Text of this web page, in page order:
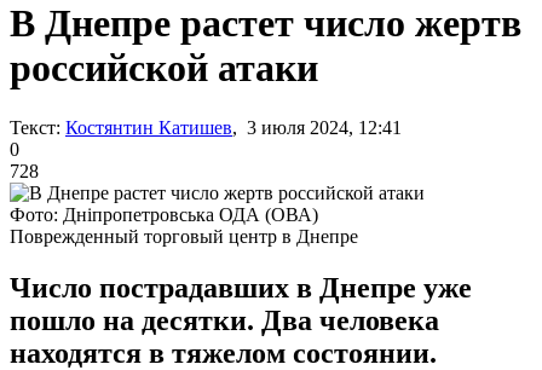
В Днепре растет число жертв
российской атаки
Текст: Костянтин Катишев, 3 июля 2024, 12:41
0
728
Фото: Дніпропетровська ОДА (ОВА)
Поврежденный торговый центр в Днепре
Число пострадавших в Днепре уже
пошло на десятки. Два человека
находятся в тяжелом состоянии.